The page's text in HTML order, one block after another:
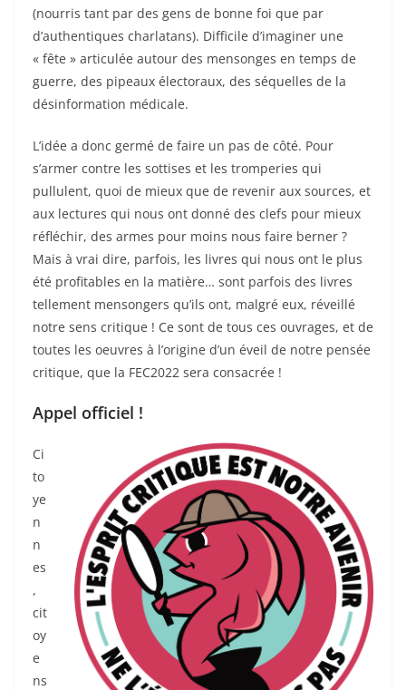
(nourris tant par des gens de bonne foi que par
d’authentiques charlatans). Difficile d’imaginer une
« fête » articulée autour des mensonges en temps de
guerre, des pipeaux électoraux, des séquelles de la
désinformation médicale.
L’idée a donc germé de faire un pas de côté. Pour
s’armer contre les sottises et les tromperies qui
pullulent, quoi de mieux que de revenir aux sources, et
aux lectures qui nous ont donné des clefs pour mieux
réfléchir, des armes pour moins nous faire berner ?
Mais à vrai dire, parfois, les livres qui nous ont le plus
été profitables en la matière… sont parfois des livres
tellement mensongers qu’ils ont, malgré eux, réveillé
notre sens critique ! Ce sont de tous ces ouvrages, et de
toutes les oeuvres à l’origine d’un éveil de notre pensée
critique, que la FEC2022 sera consacrée !
Appel officiel !
Ci
to
ye
n
n
es
,
cit
oy
e
ns